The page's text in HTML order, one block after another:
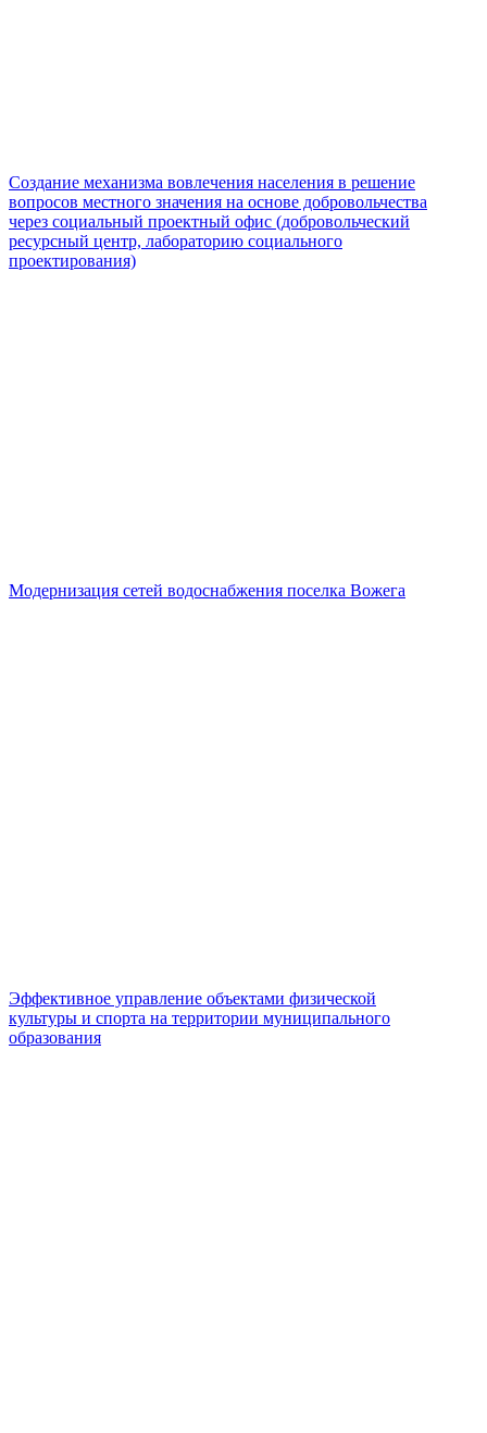
Создание механизма вовлечения населения в решение
вопросов местного значения на основе добровольчества
через социальный проектный офис (добровольческий
ресурсный центр, лабораторию социального
проектирования)
Модернизация сетей водоснабжения поселка Вожега
Эффективное управление объектами физической
культуры и спорта на территории муниципального
образования